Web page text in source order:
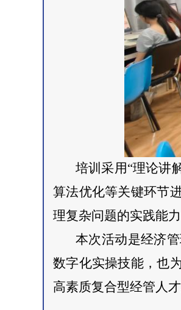
培训采用“理论讲
算法优化等关键环节
理复杂问题的实践能力
本次活动是经济
数字化实操技能，也
高素质复合型经管人